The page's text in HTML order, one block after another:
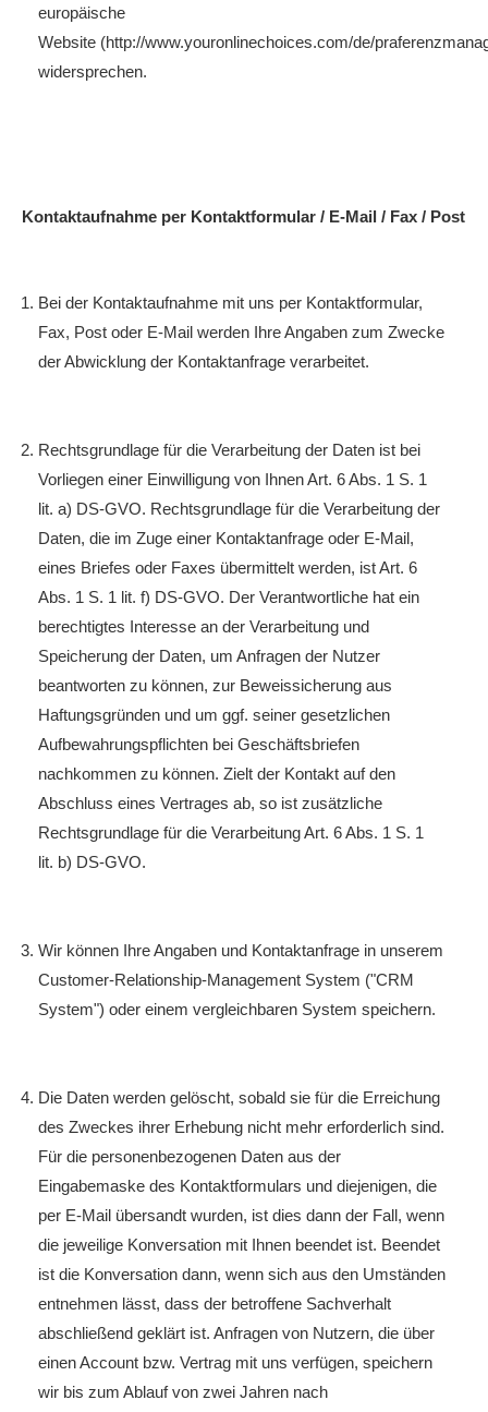
europäische
Website (http://www.youronlinechoices.com/de/
widersprechen.
Kontaktaufnahme per Kontaktformular / E-Mail / Fax / Post
Bei der Kontaktaufnahme mit uns per Kontaktformular,
Fax, Post oder E-Mail werden Ihre Angaben zum Zwecke
der Abwicklung der Kontaktanfrage verarbeitet.
Rechtsgrundlage für die Verarbeitung der Daten ist bei
Vorliegen einer Einwilligung von Ihnen Art. 6 Abs. 1 S. 1
lit. a) DS-GVO. Rechtsgrundlage für die Verarbeitung der
Daten, die im Zuge einer Kontaktanfrage oder E-Mail,
eines Briefes oder Faxes übermittelt werden, ist Art. 6
Abs. 1 S. 1 lit. f) DS-GVO. Der Verantwortliche hat ein
berechtigtes Interesse an der Verarbeitung und
Speicherung der Daten, um Anfragen der Nutzer
beantworten zu können, zur Beweissicherung aus
Haftungsgründen und um ggf. seiner gesetzlichen
Aufbewahrungspflichten bei Geschäftsbriefen
nachkommen zu können. Zielt der Kontakt auf den
Abschluss eines Vertrages ab, so ist zusätzliche
Rechtsgrundlage für die Verarbeitung Art. 6 Abs. 1 S. 1
lit. b) DS-GVO.
Wir können Ihre Angaben und Kontaktanfrage in unserem
Customer-Relationship-Management System ("CRM
System") oder einem vergleichbaren System speichern.
Die Daten werden gelöscht, sobald sie für die Erreichung
des Zweckes ihrer Erhebung nicht mehr erforderlich sind.
Für die personenbezogenen Daten aus der
Eingabemaske des Kontaktformulars und diejenigen, die
per E-Mail übersandt wurden, ist dies dann der Fall, wenn
die jeweilige Konversation mit Ihnen beendet ist. Beendet
ist die Konversation dann, wenn sich aus den Umständen
entnehmen lässt, dass der betroffene Sachverhalt
abschließend geklärt ist. Anfragen von Nutzern, die über
einen Account bzw. Vertrag mit uns verfügen, speichern
wir bis zum Ablauf von zwei Jahren nach